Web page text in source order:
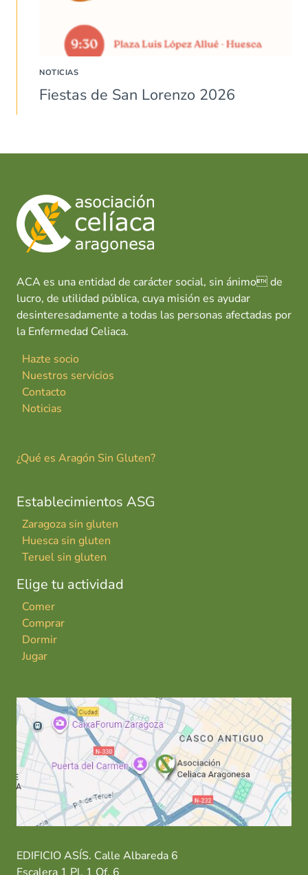
NOTICIAS
Fiestas de San Lorenzo 2026
ACA es una entidad de carácter social, sin ánimo de
lucro, de utilidad pública, cuya misión es ayudar
desinteresadamente a todas las personas afectadas por
la Enfermedad Celiaca.
Hazte socio
Nuestros servicios
Contacto
Noticias
¿Qué es Aragón Sin Gluten?
Establecimientos ASG
Zaragoza sin gluten
Huesca sin gluten
Teruel sin gluten
Elige tu actividad
Comer
Comprar
Dormir
Jugar
EDIFICIO ASÍS. Calle Albareda 6